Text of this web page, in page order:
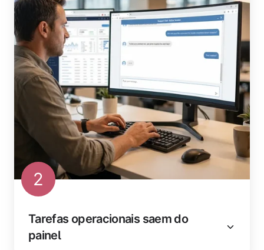
2
Tarefas operacionais saem do
painel